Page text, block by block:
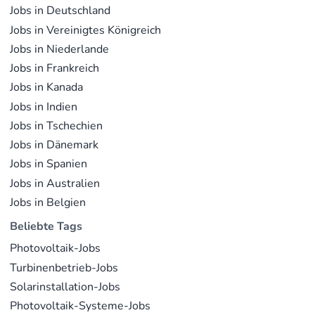
Netzenergie durch die Integration von
Elektrofahrzeugen, Batterien und Solartechnologie
ausbalanciert (Quelle:
Aktuelle Entwicklungen
In den letzten Jahren hat Octopus Energy bedeutende
Fortschritte bei der Expansion seiner Marktpräsenz
Unternehmen die Übernahme der britischen und
deutschen Haushaltsgeschäfte von Shell Energy ab,
was die Zahl seiner Privat- und Geschäftskunden auf
6,5 Millionen erhöhte und bis April 2024 einen
Marktanteil von 22 % im Vereinigten Königreich
erreichte (Quelle:
das Unternehmen Pläne bekannt, Kraken Technologies
im September 2025 auszugliedern, um die
Betriebsabläufe auf über sieben Millionen britische
Kunden zu skalieren und seine Technologie für den
Jobs in Deutschland
Jobs in Vereinigtes Königreich
Jobs in Niederlande
Jobs in Frankreich
Jobs in Kanada
Jobs in Indien
Jobs in Tschechien
Jobs in Dänemark
Jobs in Spanien
Jobs in Australien
Jobs in Belgien
Beliebte Tags
Photovoltaik-Jobs
Turbinenbetrieb-Jobs
Solarinstallation-Jobs
Photovoltaik-Systeme-Jobs